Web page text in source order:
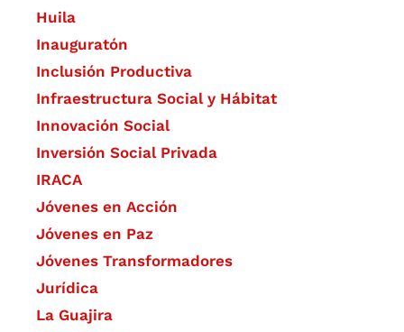
Huila
Inauguratón
Inclusión Productiva
Infraestructura Social y Hábitat
​Innovación Social
Inversión Social Privada
IRACA
Jóvenes en Acción
Jóvenes en Paz
Jóvenes Transformadores
Jurídica
La Guajira